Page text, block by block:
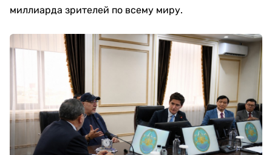
миллиарда зрителей по всему миру.